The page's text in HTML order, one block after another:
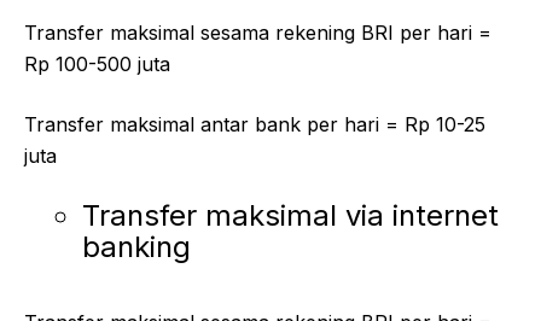
Transfer maksimal sesama rekening BRI per hari =
Rp 100-500 juta
Transfer maksimal antar bank per hari = Rp 10-25
juta
Transfer maksimal via internet
banking